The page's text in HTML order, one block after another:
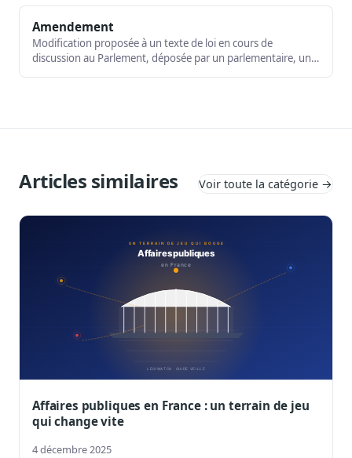
Amendement
Modification proposée à un texte de loi en cours de
discussion au Parlement, déposée par un parlementaire, un
Articles similaires Voir toute la catégorie →
Affaires publiques en France : un terrain de jeu
qui change vite
4 décembre 2025